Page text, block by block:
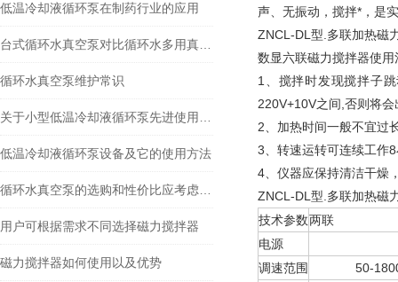
低温冷却液循环泵在制药行业的应用
循环水真空泵维护常识
低温冷却液循环泵设备及它的使用方法
用户可根据需求不同选择磁力搅拌器
磁力搅拌器如何使用以及优势
声、无振动，搅拌*，是
ZNCL-DL型.多联加热磁
数显六联磁力搅拌器使用
1、搅拌时发现搅拌子
220V+10V之间,否则将
2、加热时间一般不宜过
3、转速运转可连续工作
4、仪器应保持清洁干燥
ZNCL-DL型.多联加热磁
技术参数两联
电源
调速范围
50-1800转/